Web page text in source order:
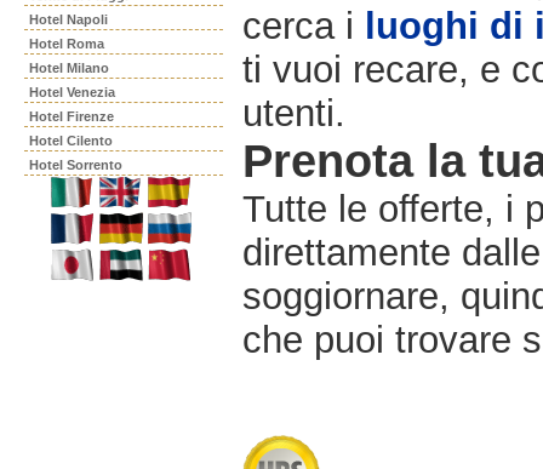
Hotel Napoli
Hotel Roma
Hotel Milano
Hotel Venezia
Hotel Firenze
Hotel Cilento
Hotel Sorrento
cerca i luoghi di
ti vuoi recare, e
utenti.
Prenota la
Tutte le offerte, i
direttamente
soggiornare,
che puoi trovare